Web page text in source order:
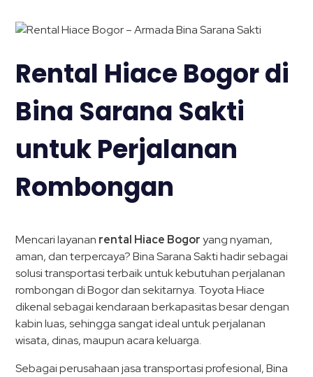
Rental Hiace Bogor di
Bina Sarana Sakti
untuk Perjalanan
Rombongan
Mencari layanan rental Hiace Bogoryang nyaman,
aman, dan terpercaya? Bina Sarana Sakti hadir sebagai
solusi transportasi terbaik untuk kebutuhan perjalanan
rombongan di Bogor dan sekitarnya. Toyota Hiace
dikenal sebagai kendaraan berkapasitas besar dengan
kabin luas, sehingga sangat ideal untuk perjalanan
wisata, dinas, maupun acara keluarga.
Sebagai perusahaan jasa transportasi profesional, Bina